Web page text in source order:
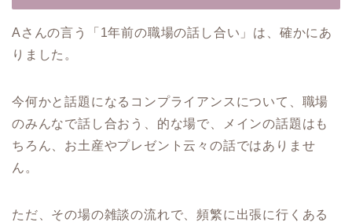
Aさんの言う「1年前の職場の話し合い」は、確かにあ
りました。
今何かと話題になるコンプライアンスについて、職場
のみんなで話し合おう、的な場で、メインの話題はも
ちろん、お土産やプレゼント云々の話ではありませ
ん。
ただ、その場の雑談の流れで、頻繁に出張に行くある